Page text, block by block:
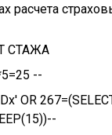
расчета
СТАЖА
--
OR